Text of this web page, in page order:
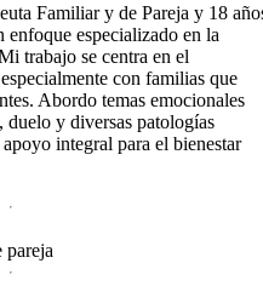
Familiar y de Pareja y 18
especializado en la
trabajo se centra en el
con familias que
Abordo temas emocionales
y diversas patologías
integral para el bienestar
pareja